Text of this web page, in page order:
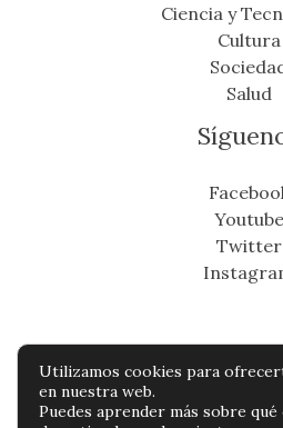
Ciencia y
Cultura
Salud
Youtube
Twitter
Copyright © Todos os
Utilizamos cookies para
en nuestra web.
Puedes aprender más sobre